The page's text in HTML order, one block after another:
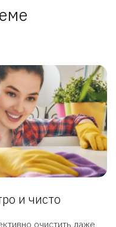
и чисто
очистить даже